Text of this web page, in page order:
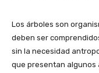
Los árboles son
deben ser
sin la necesidad
que presentan algunos